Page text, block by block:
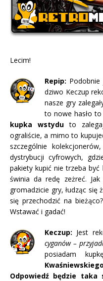
Lecim!
Repip:
dziwo Keczup
nasze gry
to nowe hasło
kupka wstydu to
ograliście, a mimo to
szczególnie
dystrybucji cyfrowych,
pakiety kupić nie trzeba
świnia da redę zeżreć.
gromadzicie gry, łudząc się
się przechodzić na
Wstawać i gadać!
Keczup: Jest
cyganów –
posiadam
Odpowiedź będzie taka